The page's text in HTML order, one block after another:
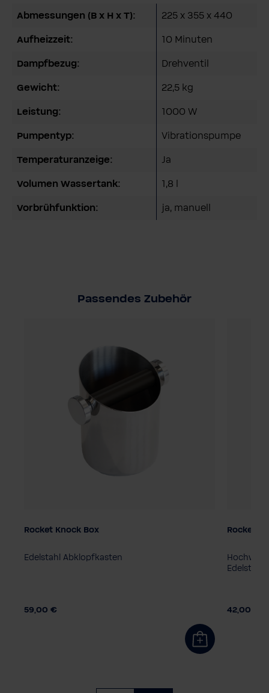
Abmessungen (B x H x T): 225 x 355 x 440
Aufheizzeit: 10 Minuten
Dampfbezug: Drehventil
Gewicht: 22,5 kg
Leistung: 1000 W
Pumpentyp: Vibrationspumpe
Temperaturanzeige: Ja
Volumen Wassertank: 1,8 l
Vorbrühfunktion: ja, manuell
Passendes Zubehör
Rocket Knock Box
Edelstahl Abklopfkasten
59,00 €
Rocket
Edelstahl
42,00 €